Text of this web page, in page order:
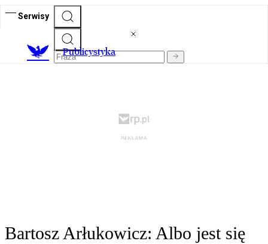
Serwisy
Publicystyka
Bartosz Arłukowicz: Albo jest się